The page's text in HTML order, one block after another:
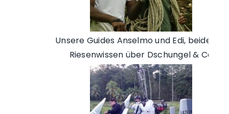
Unsere Guides Anselmo und Edi, beide mit
Riesenwissen über Dschungel & Co